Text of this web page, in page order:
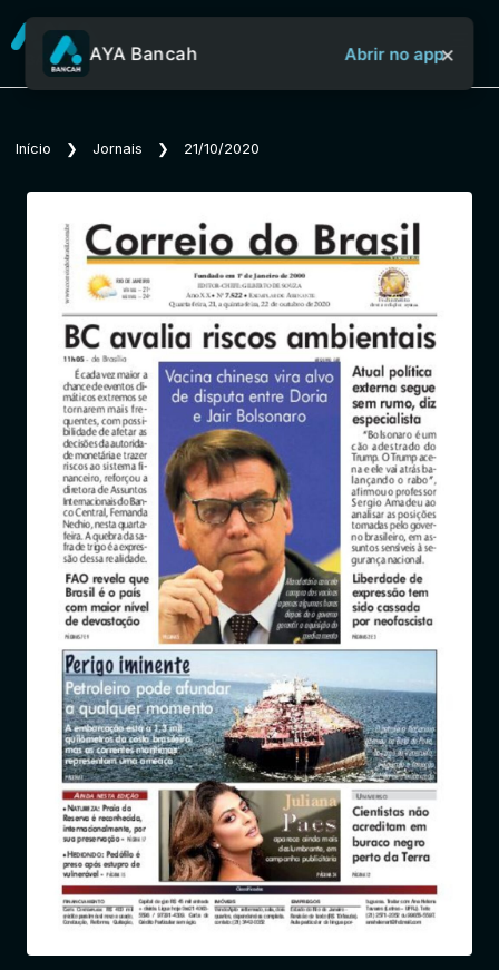
Sobre o Aya Bancah
Início
Revistas
Jornais
Notícias
Entrar
AYA Bancah Abrir no app×
Início ❯ Jornais ❯ 21/10/2020